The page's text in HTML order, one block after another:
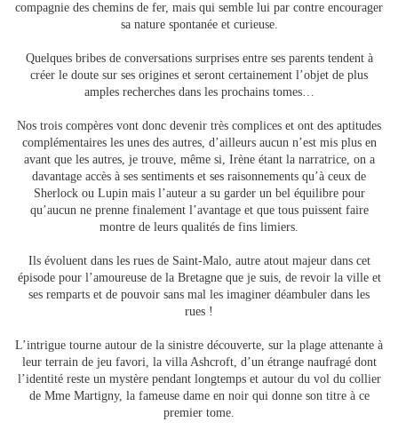
compagnie des chemins de fer, mais qui semble lui par contre encourager
sa nature spontanée et curieuse.
Quelques bribes de conversations surprises entre ses parents tendent à
créer le doute sur ses origines et seront certainement l’objet de plus
amples recherches dans les prochains tomes…
Nos trois compères vont donc devenir très complices et ont des aptitudes
complémentaires les unes des autres, d’ailleurs aucun n’est mis plus en
avant que les autres, je trouve, même si, Irène étant la narratrice, on a
davantage accès à ses sentiments et ses raisonnements qu’à ceux de
Sherlock ou Lupin mais l’auteur a su garder un bel équilibre pour
qu’aucun ne prenne finalement l’avantage et que tous puissent faire
montre de leurs qualités de fins limiers.
Ils évoluent dans les rues de Saint-Malo, autre atout majeur dans cet
épisode pour l’amoureuse de la Bretagne que je suis, de revoir la ville et
ses remparts et de pouvoir sans mal les imaginer déambuler dans les
rues !
L’intrigue tourne autour de la sinistre découverte, sur la plage attenante à
leur terrain de jeu favori, la villa Ashcroft, d’un étrange naufragé dont
l’identité reste un mystère pendant longtemps et autour du vol du collier
de Mme Martigny, la fameuse dame en noir qui donne son titre à ce
premier tome.